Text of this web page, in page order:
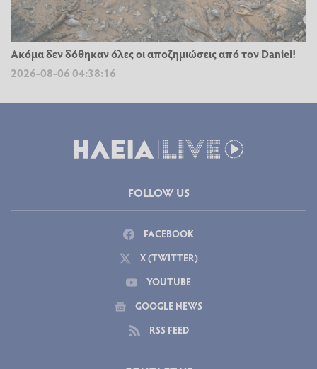
Ακόμα δεν δόθηκαν όλες οι αποζημιώσεις από τον Daniel!
2026-08-06 04:38:16
FOLLOW US
FACEBOOK
X (TWITTER)
YOUTUBE
GOOGLE NEWS
RSS FEED